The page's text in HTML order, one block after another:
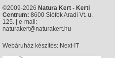
©2009-2026 Natura Kert - Kerti
Centrum: 8600 Siófok Aradi Vt. u.
125. | e-mail:
naturakert@naturakert.hu
Webáruház készítés: Next-IT